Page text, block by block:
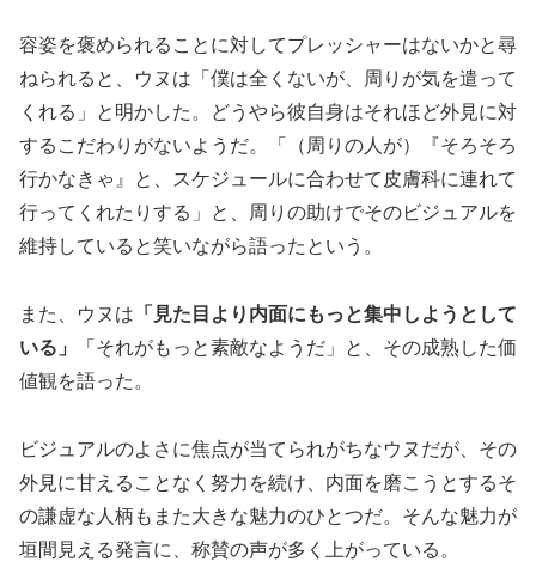
容姿を褒められることに対してプレッシャーはないかと尋
ねられると、ウヌは「僕は全くないが、周りが気を遣って
くれる」と明かした。どうやら彼自身はそれほど外見に対
するこだわりがないようだ。「（周りの人が）『そろそろ
行かなきゃ』と、スケジュールに合わせて皮膚科に連れて
行ってくれたりする」と、周りの助けでそのビジュアルを
維持していると笑いながら語ったという。
また、ウヌは 「見た目より内面にもっと集中しようとして
いる」
「それがもっと素敵なようだ」と、その成熟した価
値観を語った。
ビジュアルのよさに焦点が当てられがちなウヌだが、その
外見に甘えることなく努力を続け、内面を磨こうとするそ
の謙虚な人柄もまた大きな魅力のひとつだ。そんな魅力が
垣間見える発言に、称賛の声が多く上がっている。